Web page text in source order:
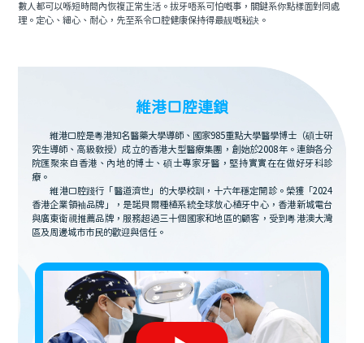
數人都可以喺短時間內恢複正常生活。拔牙唔系可怕嘅事，關鍵系你點樣面對同處
理。定心、細心、耐心，先至系令口腔健康保持得最靓嘅秘訣。
維港口腔連鎖
維港口腔是粵港知名醫藥大學導師、國家985重點大學醫學博士（碩士研
究生導師、高級教授）成立的香港大型醫療集團，創始於2008年。連鎖各分
院匯聚來自香港、內地的博士、碩士專家牙醫，堅持實實在在做好牙科診
療。
維港口腔踐行「醫道濟世」的大學校訓，十六年穩定開診。榮獲「2024
香港企業領袖品牌」，是諾貝爾種植系統全球放心植牙中心，香港新城電台
與廣東衛視推薦品牌，服務超過三十個國家和地區的顧客，受到粵港澳大灣
區及周邊城市市民的歡迎與信任。